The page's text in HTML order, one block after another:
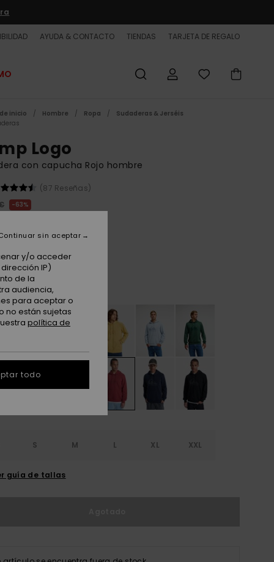
AYUDA & CONTACTO TIENDAS TARJETA DE REGALO
inicio Hombre Ropa
Sudaderas & Jerséis
Logo
con capucha Rojo hombre
(87 Reseñas)
63%
PROMO -25% EXTRA
Russet
S M L XL XXL
guía de tallas
y/o acceder
IP)
de la
audiencia,
para aceptar o
no están sujetas
política de
sin aceptar
todo